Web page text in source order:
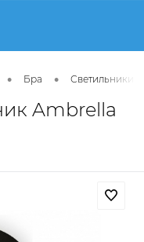
• Бра • Светильники
Ambrella